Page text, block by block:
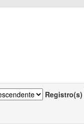
Registro(s)